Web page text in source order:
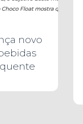
novo